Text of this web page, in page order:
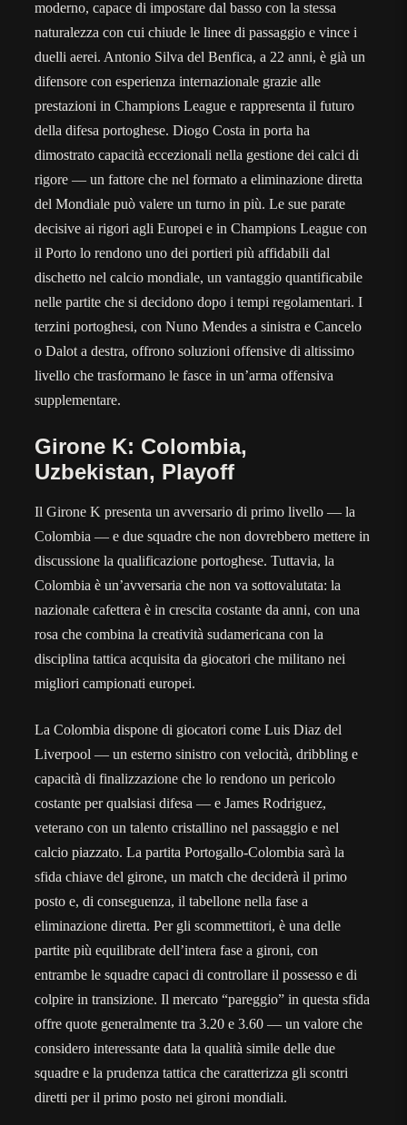
moderno, capace di impostare dal basso con la stessa
naturalezza con cui chiude le linee di passaggio e vince i
duelli aerei. Antonio Silva del Benfica, a 22 anni, è già un
difensore con esperienza internazionale grazie alle
prestazioni in Champions League e rappresenta il futuro
della difesa portoghese. Diogo Costa in porta ha
dimostrato capacità eccezionali nella gestione dei calci di
rigore — un fattore che nel formato a eliminazione diretta
del Mondiale può valere un turno in più. Le sue parate
decisive ai rigori agli Europei e in Champions League con
il Porto lo rendono uno dei portieri più affidabili dal
dischetto nel calcio mondiale, un vantaggio quantificabile
nelle partite che si decidono dopo i tempi regolamentari. I
terzini portoghesi, con Nuno Mendes a sinistra e Cancelo
o Dalot a destra, offrono soluzioni offensive di altissimo
livello che trasformano le fasce in un’arma offensiva
supplementare.
Girone K: Colombia,
Uzbekistan, Playoff
Il Girone K presenta un avversario di primo livello — la
Colombia — e due squadre che non dovrebbero mettere in
discussione la qualificazione portoghese. Tuttavia, la
Colombia è un’avversaria che non va sottovalutata: la
nazionale cafettera è in crescita costante da anni, con una
rosa che combina la creatività sudamericana con la
disciplina tattica acquisita da giocatori che militano nei
migliori campionati europei.
La Colombia dispone di giocatori come Luis Diaz del
Liverpool — un esterno sinistro con velocità, dribbling e
capacità di finalizzazione che lo rendono un pericolo
costante per qualsiasi difesa — e James Rodriguez,
veterano con un talento cristallino nel passaggio e nel
calcio piazzato. La partita Portogallo-Colombia sarà la
sfida chiave del girone, un match che deciderà il primo
posto e, di conseguenza, il tabellone nella fase a
eliminazione diretta. Per gli scommettitori, è una delle
partite più equilibrate dell’intera fase a gironi, con
entrambe le squadre capaci di controllare il possesso e di
colpire in transizione. Il mercato “pareggio” in questa sfida
offre quote generalmente tra 3.20 e 3.60 — un valore che
considero interessante data la qualità simile delle due
squadre e la prudenza tattica che caratterizza gli scontri
diretti per il primo posto nei gironi mondiali.